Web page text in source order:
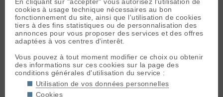
Suivante
Nouveau sujet Chercher Archives
Titre ▾ Nb. Last Date
choix fix à inserts 14 haravis
11:32
Info sur magasins et SAV
Habitant
e1977
En cliquant sur "accepter" vous autorisez l'utilisation de
cookies à usage technique nécessaires au bon
fonctionnement du site, ainsi que l'utilisation de cookies
tiers à des fins statistiques ou de personnalisation des
annonces pour vous proposer des services et des offres
adaptées à vos centres d'interêt.
Vous pouvez à tout moment modifier ce choix ou obtenir
des informations sur ces cookies sur la page des
conditions générales d'utilisation du service :
Utilisation de vos données personnelles
Cookies